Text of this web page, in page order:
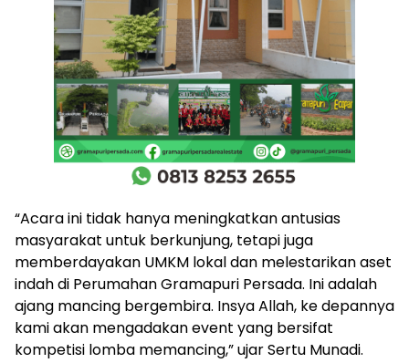
“Acara ini tidak hanya meningkatkan antusias
masyarakat untuk berkunjung, tetapi juga
memberdayakan UMKM lokal dan melestarikan aset
indah di Perumahan Gramapuri Persada. Ini adalah
ajang mancing bergembira. Insya Allah, ke depannya
kami akan mengadakan event yang bersifat
kompetisi lomba memancing,” ujar Sertu Munadi.